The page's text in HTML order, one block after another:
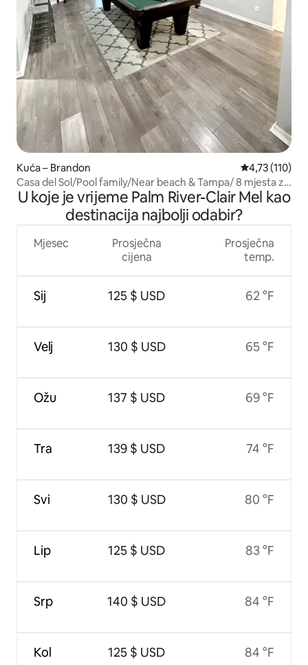
Kuća – Brandon Prosječna
4,73 (110)
Casa del Sol/Pool family/Near beach & Tampa/ 8 mjesta za
spavanje
U koje je vrijeme Palm River-Clair Mel kao
destinacija najbolji odabir?
Mjesec
Sij
Velj
Ožu
Tra
Svi
Lip
Srp
Kol
Prosječna
cijena
125 $ USD
130 $ USD
137 $ USD
139 $ USD
130 $ USD
125 $ USD
140 $ USD
125 $ USD
Prosječna
temp.
62 °F
65 °F
69 °F
74 °F
80 °F
83 °F
84 °F
84 °F